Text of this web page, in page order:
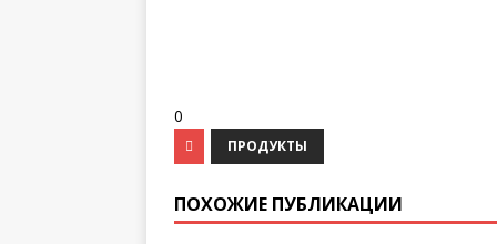
0
ПРОДУКТЫ
ПОХОЖИЕ ПУБЛИКАЦИИ